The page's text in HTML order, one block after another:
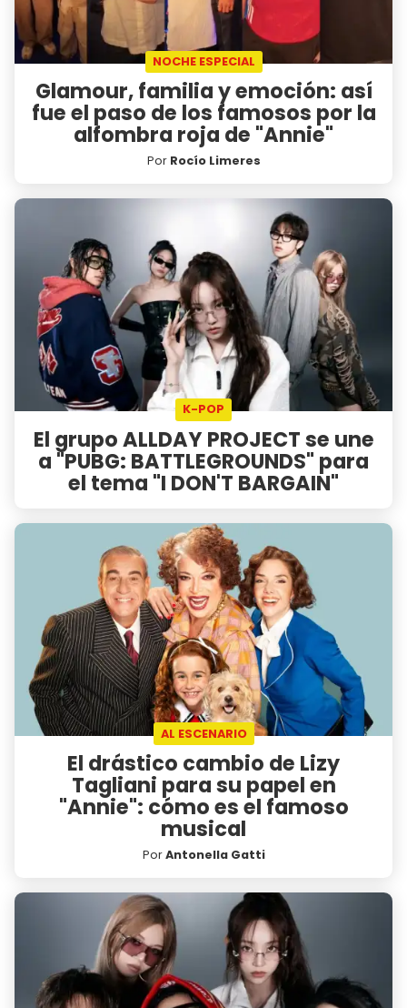
NOCHE ESPECIAL
Glamour, familia y emoción: así
fue el paso de los famosos por la
alfombra roja de "Annie"
Por Rocío Limeres
K-POP
El grupo ALLDAY PROJECT se une
a "PUBG: BATTLEGROUNDS" para
el tema "I DON'T BARGAIN"
AL ESCENARIO
El drástico cambio de Lizy
Tagliani para su papel en
"Annie": cómo es el famoso
musical
PorAntonella Gatti